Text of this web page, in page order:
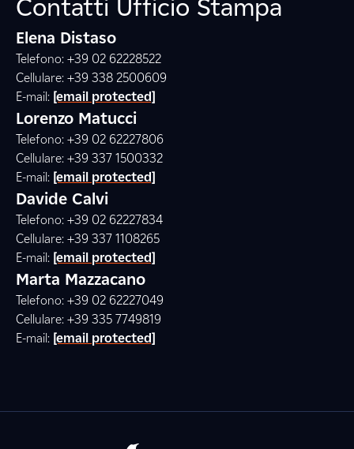
Contatti Ufficio Stampa
Elena Distaso
Telefono: +39 02 62228522
Cellulare: +39 338 2500609
E-mail: [email protected]
Lorenzo Matucci
Telefono: +39 02 62227806
Cellulare: +39 337 1500332
E-mail: [email protected]
Davide Calvi
Telefono: +39 02 62227834
Cellulare: +39 337 1108265
E-mail: [email protected]
Marta Mazzacano
Telefono: +39 02 62227049
Cellulare: +39 335 7749819
E-mail: [email protected]